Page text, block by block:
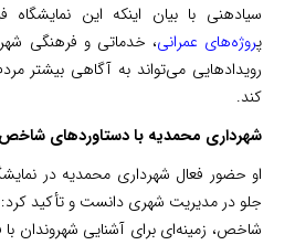
سیادهنی با بیان اینکه این
پروژه‌های عمرانی، خدماتی و فرهنگی
رویدادهایی می‌تواند به آگاهی بیشتر
کند.
شهرداری محمدیه با دستاوردهای
او حضور فعال شهرداری محمدیه در
جلو در مدیریت شهری دانست و تأکید کرد:
شاخص، زمینه‌ای برای آشنایی شهروندان با